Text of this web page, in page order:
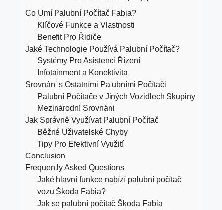
Co Umí Palubní Počítač Fabia?
Klíčové Funkce a Vlastnosti
Benefit Pro Řidiče
Jaké Technologie Používá Palubní Počítač?
Systémy Pro Asistenci Řízení
Infotainment a Konektivita
Srovnání s Ostatními Palubními Počítači
Palubní Počítače v Jiných Vozidlech Skupiny
Mezinárodní Srovnání
Jak Správně Využívat Palubní Počítač
Běžné Uživatelské Chyby
Tipy Pro Efektivní Využití
Conclusion
Frequently Asked Questions
Jaké hlavní funkce nabízí palubní počítač
vozu Škoda Fabia?
Jak se palubní počítač Škoda Fabia